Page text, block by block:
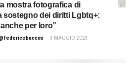
mostra fotografica di
sostegno dei diritti Lgbtq+:
per loro”
3 MAGGIO 2023